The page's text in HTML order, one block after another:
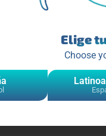
atractivo, sino de
evolución, donde los
del branding es
Elige
Choose